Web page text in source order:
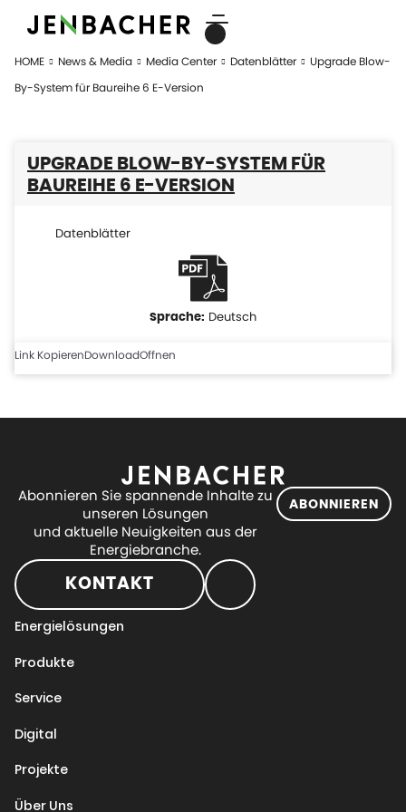
HOME News & Media Media Center Datenblätter
Upgrade Blow-
By-System für Baureihe 6 E-Version
UPGRADE BLOW-BY-SYSTEM FÜR
BAUREIHE 6 E-VERSION
Datenblätter
Deutsch
Link KopierenDownloadOffnen
Abonnieren Sie spannende Inhalte zu
unseren Lösungen
und aktuelle Neuigkeiten aus der
Energiebranche.
ABONNIEREN
KONTAKT
Energielösungen
Produkte
Service
Digital
Projekte
Über Uns